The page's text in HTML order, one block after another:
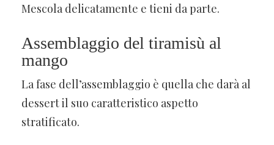
Mescola delicatamente e tieni da parte.
Assemblaggio del tiramisù al
mango
La fase dell’assemblaggio è quella che darà al
dessert il suo caratteristico aspetto
stratificato.